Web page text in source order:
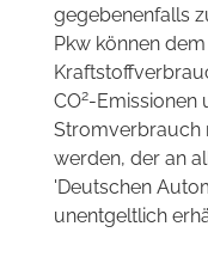
gegebenenfalls
Pkw können
CO2-Emissionen
Stromverbrauch
werden, der an
'Deutschen
unentgeltlich